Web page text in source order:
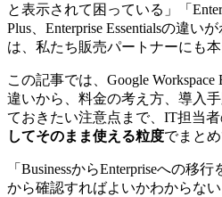
と表示されて困っている」「
Plus、Enterprise Essentialsの違い
は、私たち販売パートナーにも
この記事では、Google
違いから、料金の考え方、導入
ておきたい注意点まで、IT担当
してそのまま使える粒度でまとめ
「BusinessからEnterpriseへの移
から確認すればよいかわからな